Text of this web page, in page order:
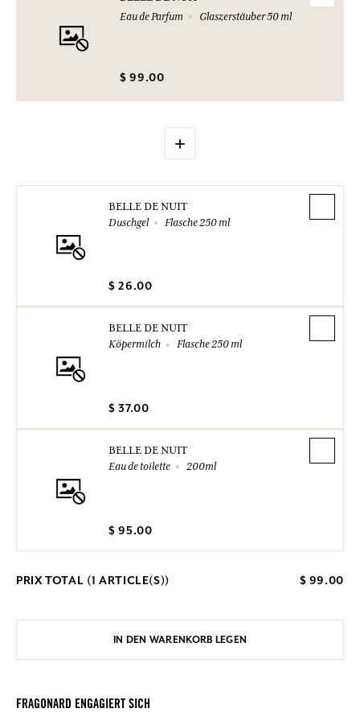
Eau de Parfum
Glaszerstäuber 50 ml
$ 99.00
+
BELLE DE NUIT
Duschgel
Flasche 250 ml
$ 26.00
BELLE DE NUIT
Köpermilch
Flasche 250 ml
$ 37.00
BELLE DE NUIT
Eau de toilette
200ml
$ 95.00
PRIX TOTAL (1 ARTICLE(S)) $ 99.00
IN DEN WARENKORB LEGEN
FRAGONARD ENGAGIERT SICH